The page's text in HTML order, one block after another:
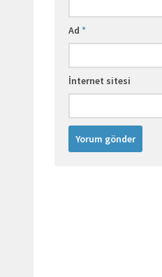
Ad *
İnternet sitesi